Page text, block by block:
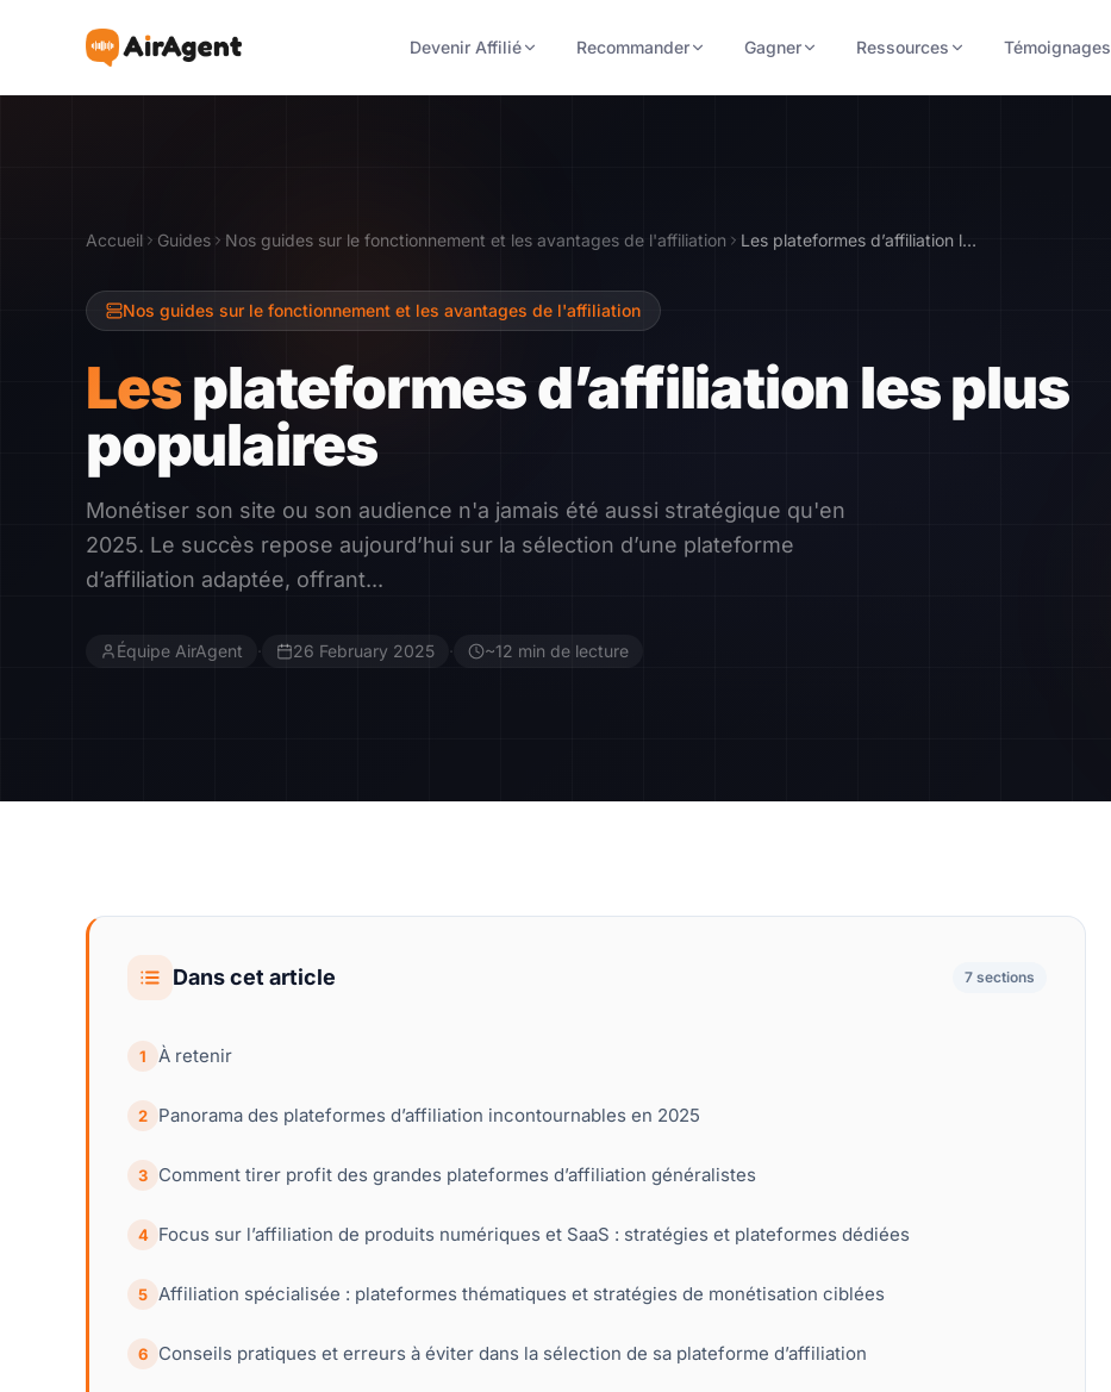
Devenir Affilié Recommander Gagner Ressources Témoignages
Gagner
Accueil Guides Nos guides sur le fonctionnement et les avantages de l'affiliation Les plateformes d’affiliation les plus populaires
Nos guides sur le fonctionnement et les avantages de l'affiliation
Lesplateformes d’affiliation les plus
populaires
Monétiser son site ou son audience n'a jamais été aussi stratégique qu'en
2025. Le succès repose aujourd’hui sur la sélection d’une plateforme
d’affiliation adaptée, offrant...
Équipe AirAgent · 26 February 2025 · ~12 min de lecture
Dans cet article 7 sections
1 À retenir
2 Panorama des plateformes d’affiliation incontournables en 2025
3 Comment tirer profit des grandes plateformes d’affiliation généralistes
4 Focus sur l’affiliation de produits numériques et SaaS : stratégies et plateformes dédiées
5 Affiliation spécialisée : plateformes thématiques et stratégies de monétisation ciblées
6 Conseils pratiques et erreurs à éviter dans la sélection de sa plateforme d’affiliation